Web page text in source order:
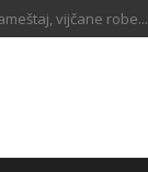
vijčane robe...